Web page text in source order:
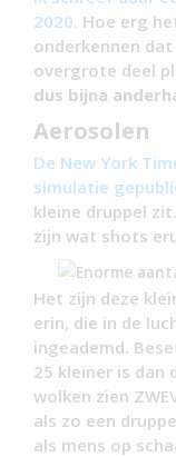
2020. Hoe erg
onderkennen
overgrote deel
dus bijna
Aerosolen
De New York
simulatie
kleine druppel
zijn wat shots
Het zijn deze
erin, die in de
ingeademd.
25 kleiner is dan
wolken zien
als zo een
als mens op